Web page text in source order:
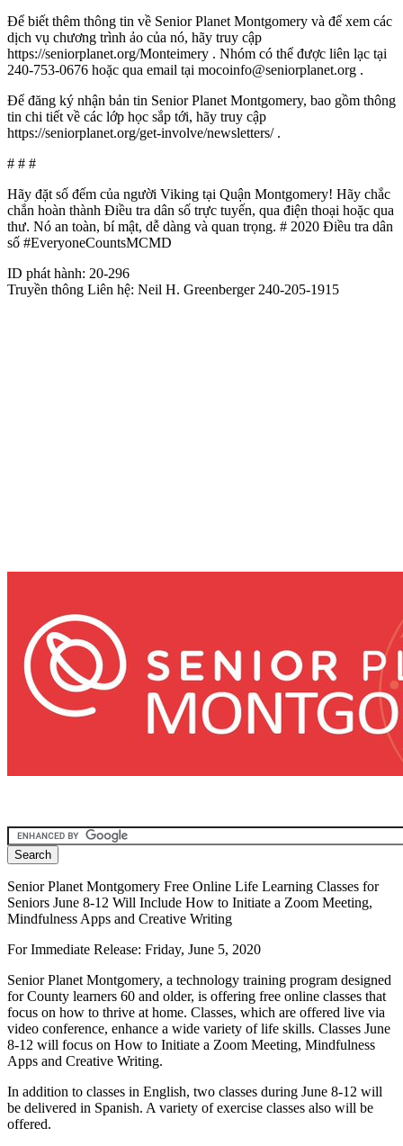
Để biết thêm thông tin về Senior Planet Montgomery và để xem các
dịch vụ chương trình ảo của nó, hãy truy cập
https://seniorplanet.org/Monteimery . Nhóm có thể được liên lạc tại
240-753-0676 hoặc qua email tại mocoinfo@seniorplanet.org .
Để đăng ký nhận bản tin Senior Planet Montgomery, bao gồm thông
tin chi tiết về các lớp học sắp tới, hãy truy cập
https://seniorplanet.org/get-involve/newsletters/ .
# # #
Hãy đặt số đếm của người Viking tại Quận Montgomery! Hãy chắc
chắn hoàn thành Điều tra dân số trực tuyến, qua điện thoại hoặc qua
thư. Nó an toàn, bí mật, dễ dàng và quan trọng. # 2020 Điều tra dân
số #EveryoneCountsMCMD
ID phát hành: 20-296
Truyền thông Liên hệ: Neil H. Greenberger 240-205-1915
Senior Planet Montgomery Free Online Life Learning Classes for
Seniors June 8-12 Will Include How to Initiate a Zoom Meeting,
Mindfulness Apps and Creative Writing
For Immediate Release: Friday, June 5, 2020
Senior Planet Montgomery, a technology training program designed
for County learners 60 and older, is offering free online classes that
focus on how to thrive at home. Classes, which are offered live via
video conference, enhance a wide variety of life skills. Classes June
8-12 will focus on How to Initiate a Zoom Meeting, Mindfulness
Apps and Creative Writing.
In addition to classes in English, two classes during June 8-12 will
be delivered in Spanish. A variety of exercise classes also will be
offered.